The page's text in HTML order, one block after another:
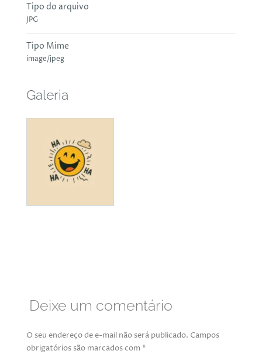
Tipo do arquivo
JPG
Tipo Mime
image/jpeg
Galeria
Deixe um comentário
O seu endereço de e-mail não será publicado. Campos
obrigatórios são marcados com *